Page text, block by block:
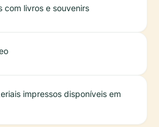
com livros e souvenirs
impressos disponíveis em